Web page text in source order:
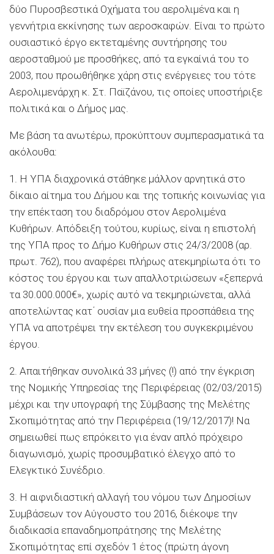
δύο Πυροσβεστικά Οχήματα του αερολιμένα και η
γεννήτρια εκκίνησης των αεροσκαφών. Είναι το πρώτο
ουσιαστικό έργο εκτεταμένης συντήρησης του
αεροσταθμού με προσθήκες, από τα εγκαίνιά του το
2003, που προωθήθηκε χάρη στις ενέργειες του τότε
Αερολιμενάρχη κ. Στ. Παϊζάνου, τις οποίες υποστήριξε
πολιτικά και ο Δήμος μας.
Με βάση τα ανωτέρω, προκύπτουν συμπερασματικά τα
ακόλουθα:
1. Η ΥΠΑ διαχρονικά στάθηκε μάλλον αρνητικά στο
δίκαιο αίτημα του Δήμου και της τοπικής κοινωνίας για
την επέκταση του διαδρόμου στον Αερολιμένα
Κυθήρων. Απόδειξη τούτου, κυρίως, είναι η επιστολή
της ΥΠΑ προς το Δήμο Κυθήρων στις 24/3/2008 (αρ.
πρωτ. 762), που αναφέρει πλήρως ατεκμηρίωτα ότι το
κόστος του έργου και των απαλλοτριώσεων «ξεπερνά
τα 30.000.000€», χωρίς αυτό να τεκμηριώνεται, αλλά
αποτελώντας κατ΄ ουσίαν μια ευθεία προσπάθεια της
ΥΠΑ να αποτρέψει την εκτέλεση του συγκεκριμένου
έργου.
2. Απαιτήθηκαν συνολικά 33 μήνες (!) από την έγκριση
της Νομικής Υπηρεσίας της Περιφέρειας (02/03/2015)
μέχρι και την υπογραφή της Σύμβασης της Μελέτης
Σκοπιμότητας από την Περιφέρεια (19/12/2017)! Να
σημειωθεί πως επρόκειτο για έναν απλό πρόχειρο
διαγωνισμό, χωρίς προσυμβατικό έλεγχο από το
Ελεγκτικό Συνέδριο.
3. Η αιφνιδιαστική αλλαγή του νόμου των Δημοσίων
Συμβάσεων τον Αύγουστο του 2016, διέκοψε την
διαδικασία επαναδημοπράτησης της Μελέτης
Σκοπιμότητας επί σχεδόν 1 έτος (πρώτη άγονη